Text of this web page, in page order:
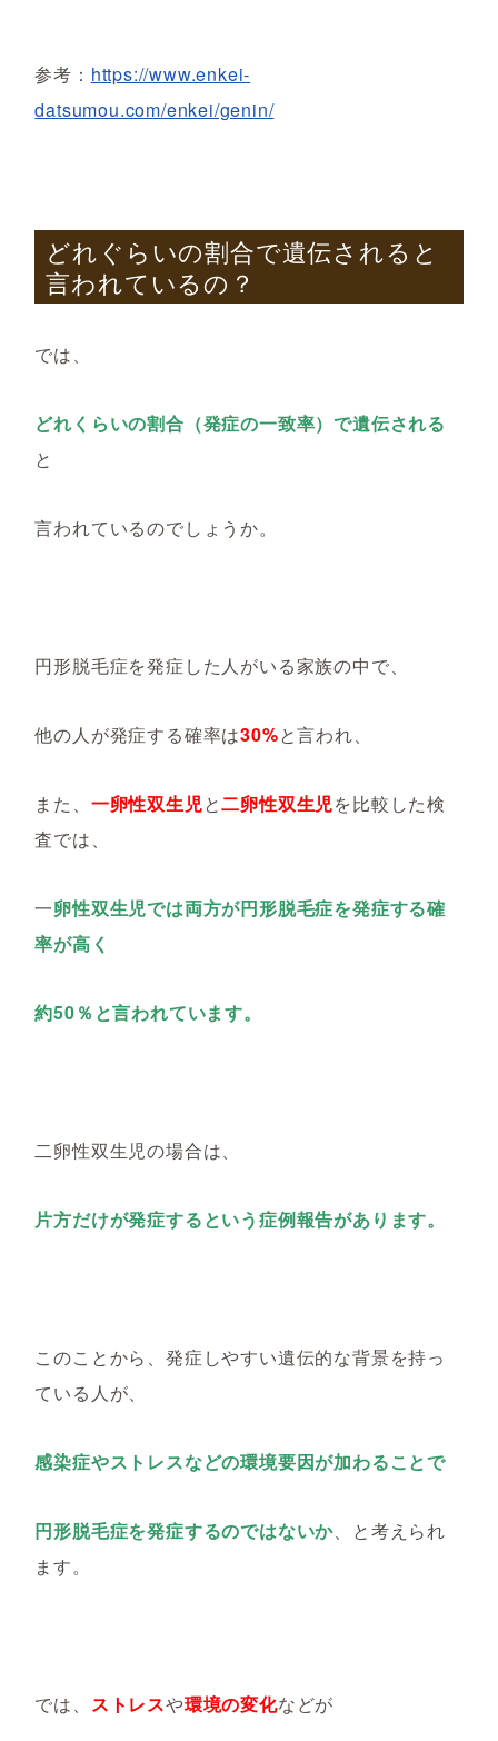
参考： https://www.enkei-
datsumou.com/enkei/genin/
どれぐらいの割合で遺伝されると
言われているの？
では、
どれくらいの割合（発症の一致率）で遺伝される
と
言われているのでしょうか。
円形脱毛症を発症した人がいる家族の中で、
他の人が発症する確率は30%と言われ、
また、 一卵性双生児と二卵性双生児を比較した検
査では、
一卵性双生児では両方が円形脱毛症を発症する確
率が高く
約50％と言われています。
二卵性双生児の場合は、
片方だけが発症するという症例報告があります。
このことから、発症しやすい遺伝的な背景を持っ
ている人が、
感染症やストレスなどの環境要因が加わることで
円形脱毛症を発症するのではないか、と考えられ
ます。
では、 ストレスや環境の変化などが